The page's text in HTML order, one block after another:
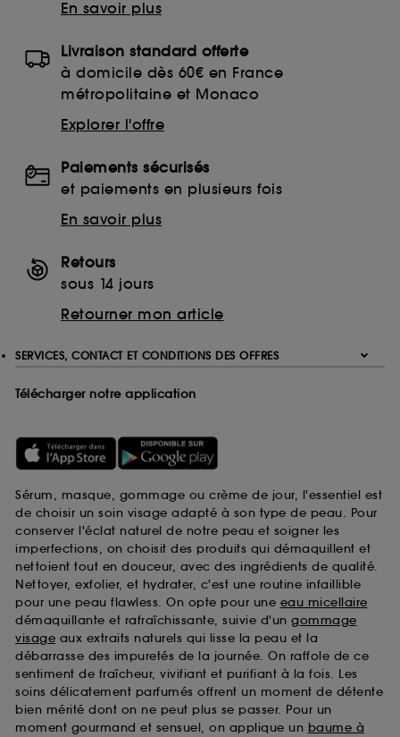
En savoir plus
Livraison standard offerte
à domicile dès 60€ en France
métropolitaine et Monaco
Explorer l'offre
Paiements sécurisés
et paiements en plusieurs fois
En savoir plus
Retours
sous 14 jours
Retourner mon article
SERVICES, CONTACT ET CONDITIONS DES OFFRES
Télécharger notre application
Sérum, masque, gommage ou crème de jour, l'essentiel est
de choisir un soin visage adapté à son type de peau. Pour
conserver l'éclat naturel de notre peau et soigner les
imperfections, on choisit des produits qui démaquillent et
nettoient tout en douceur, avec des ingrédients de qualité.
Nettoyer, exfolier, et hydrater, c'est une routine infaillible
pour une peau flawless. On opte pour une eau micellaire
démaquillante et rafraîchissante, suivie d'un gommage
visage aux extraits naturels qui lisse la peau et la
débarrasse des impuretés de la journée. On raffole de ce
sentiment de fraîcheur, vivifiant et purifiant à la fois. Les
soins délicatement parfumés offrent un moment de détente
bien mérité dont on ne peut plus se passer. Pour un
moment gourmand et sensuel, on applique un baume à